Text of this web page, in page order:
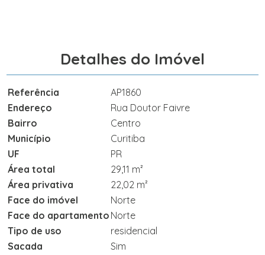
Detalhes do Imóvel
Referência
AP1860
Endereço
Rua Doutor Faivre
Bairro
Centro
Município
Curitiba
UF
PR
Área total
29,11 m²
Área privativa
22,02 m²
Face do imóvel
Norte
Face do apartamento Norte
Tipo de uso
residencial
Sacada
Sim